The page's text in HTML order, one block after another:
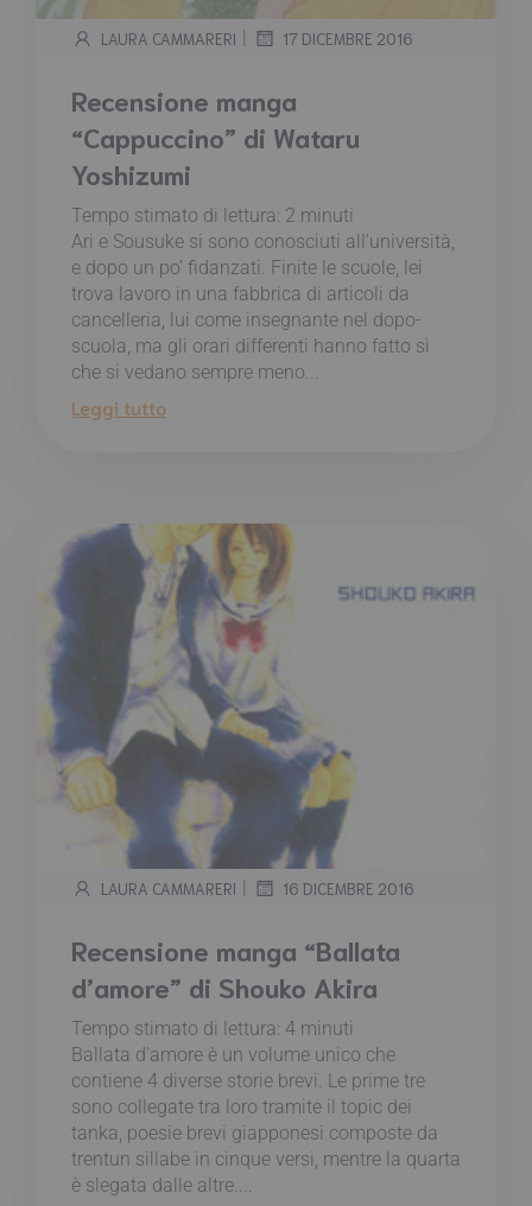
LAURA CAMMARERI | 17 DICEMBRE 2016
Recensione manga
“Cappuccino” di Wataru
Yoshizumi
Tempo stimato di lettura: 2 minuti
Ari e Sousuke si sono conosciuti all’università,
e dopo un po’ fidanzati. Finite le scuole, lei
trova lavoro in una fabbrica di articoli da
cancelleria, lui come insegnante nel dopo-
scuola, ma gli orari differenti hanno fatto sì
che si vedano sempre meno...
Leggi tutto
LAURA CAMMARERI | 16 DICEMBRE 2016
Recensione manga “Ballata
d’amore” di Shouko Akira
Tempo stimato di lettura: 4 minuti
Ballata d'amore è un volume unico che
contiene 4 diverse storie brevi. Le prime tre
sono collegate tra loro tramite il topic dei
tanka, poesie brevi giapponesi composte da
trentun sillabe in cinque versi, mentre la quarta
è slegata dalle altre....